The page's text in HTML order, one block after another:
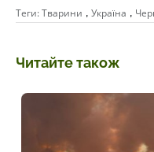
Теги:Тварини , Україна ,
Читайте також